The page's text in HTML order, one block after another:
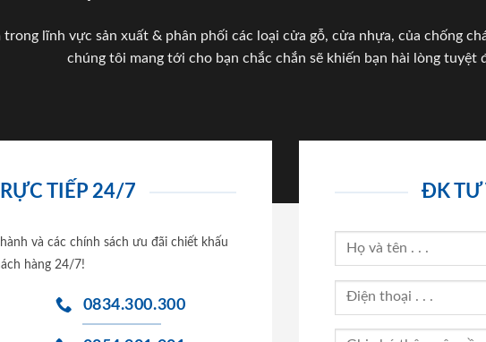
lĩnh vực sản xuất & phân phối các loại cửa gỗ, cửa nhựa, của chống
chúng tôi mang tới cho bạn chắc chắn sẽ khiến bạn hài lòng tuyệt
TIẾP 24/7
và các chính sách ưu đãi chiết khấu
hàng 24/7!
0834.300.300
ĐK TƯ